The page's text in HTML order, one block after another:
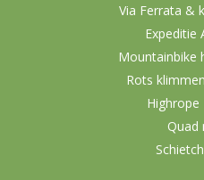
Via Ferrata &
Expeditie
Mountainbike
Rots
Highrope
Quad